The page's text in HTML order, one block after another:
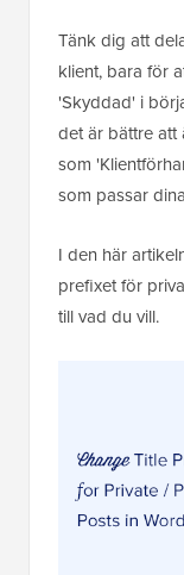
Tänk dig att
klient, bara för
'Skyddad' i
det är bättre att
som
som passar
I den här
prefixet för
till vad du vill.